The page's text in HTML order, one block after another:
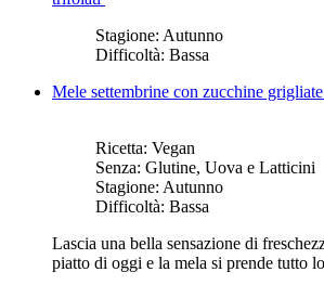
Stagione: Autunno
Difficoltà: Bassa
Mele settembrine con zucchine
Ricetta: Vegan
Senza: Glutine, Uova e Latticini
Stagione: Autunno
Difficoltà: Bassa
Lascia una bella sensazione di
piatto di oggi e la mela si prende tutto